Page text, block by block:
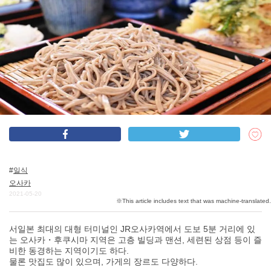
카테고리
한국어
USD
DEEPLOG란
개인 정보보호
문의
회사개요
여행작가 모집
일식
오사카
2021-05-20
서일본 최대의 대형 터미널인 JR오사카역에서 도보 5분 거리에 있
는 오사카・후쿠시마 지역은 고층 빌딩과 맨션, 세련된 상점 등이 즐
비한 동경하는 지역이기도 하다.
물론 맛집도 많이 있으며, 가게의 장르도 다양하다.